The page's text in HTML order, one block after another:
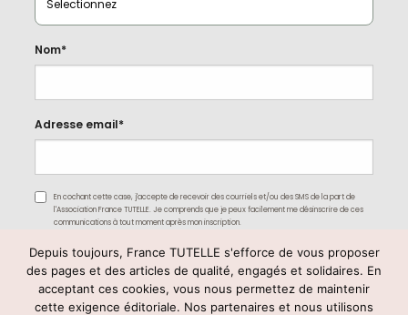
Nom*
Adresse email*
En cochant cette case, j'accepte de recevoir des courriels et/ou des SMS de la part de
l'Association France TUTELLE. Je comprends que je peux facilement me désinscrire de ces
communications à tout moment après mon inscription.
Depuis toujours, France TUTELLE s'efforce de vous proposer
des pages et des articles de qualité, engagés et solidaires. En
acceptant ces cookies, vous nous permettez de maintenir
cette exigence éditoriale. Nos partenaires et nous utilisons